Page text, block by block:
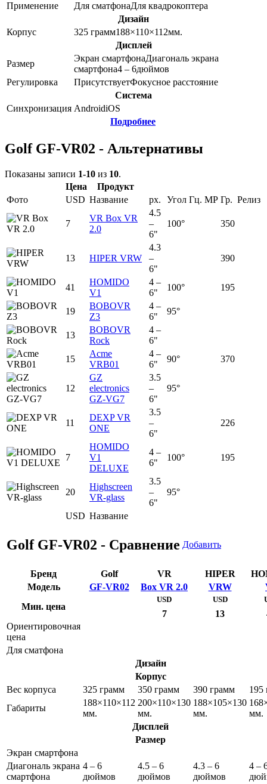
Применение
Для сматфонаДля квадрокоптера
Дизайн
Корпус
325 грамм188×110×112мм.
Дисплей
Размер
Экран смартфонаДиагональ экрана
смартфона4 – 6дюймов
Регулировка
ПрисутствуетФокусное расстояние
Система
Синхронизация AndroidiOS
Подробнее
Golf GF-VR02 - Альтернативы
Показаны записи 1-10 из 10.
Цена
Продукт
Фото
USD Название px. Угол Гц. MP Гр. Релиз
USD Название
7
VR Box VR
2.0
4.5
–
6"
100° 350
13 HIPER VRW
4.3
–
6"
390
41
HOMIDO
V1
4 –
6"
100° 195
19
BOBOVR
Z3
4 –
6"
95°
13
BOBOVR
Rock
4 –
6"
15
Acme
VRB01
4 –
6"
90° 370
12
GZ
electronics
GZ-VG7
3.5
–
6"
95°
11
DEXP VR
ONE
3.5
–
6"
226
7
HOMIDO
V1
DELUXE
4 –
6"
100° 195
20
Highscreen
VR-glass
3.5
–
6"
95°
Golf GF-VR02 - Сравнение Добавить
Бренд Golf VR HIPER
Модель
GF-VR02 Box VR 2.0 VRW
Мин. цена
USD
7
USD
13
Ориентировочная
цена
Для сматфона
Дизайн
Корпус
Вес корпуса
325 грамм 350 грамм 390 грамм
195
Габариты
188×110×112
мм.
200×110×130
мм.
188×105×130
мм.
мм.
Дисплей
Размер
Экран смартфона
Диагональ экрана
смартфона
4 – 6
дюймов
4.5 – 6
дюймов
4.3 – 6
дюймов
4 –